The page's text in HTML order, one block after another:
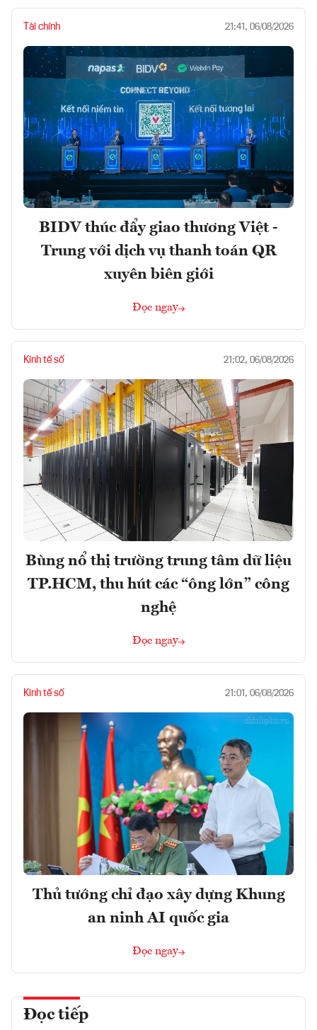
Tài chính 21:41, 06/08/2026
BIDV thúc đẩy giao thương Việt -
Trung với dịch vụ thanh toán QR
xuyên biên giới
Đọc ngay
Kinh tế số 21:02, 06/08/2026
Bùng nổ thị trường trung tâm dữ liệu
TP.HCM, thu hút các “ông lớn” công
nghệ
Đọc ngay
Kinh tế số 21:01, 06/08/2026
Thủ tướng chỉ đạo xây dựng Khung
an ninh AI quốc gia
Đọc ngay
Đọc tiếp